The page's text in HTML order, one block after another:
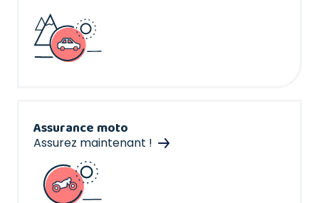
Assurance moto
Assurez maintenant !